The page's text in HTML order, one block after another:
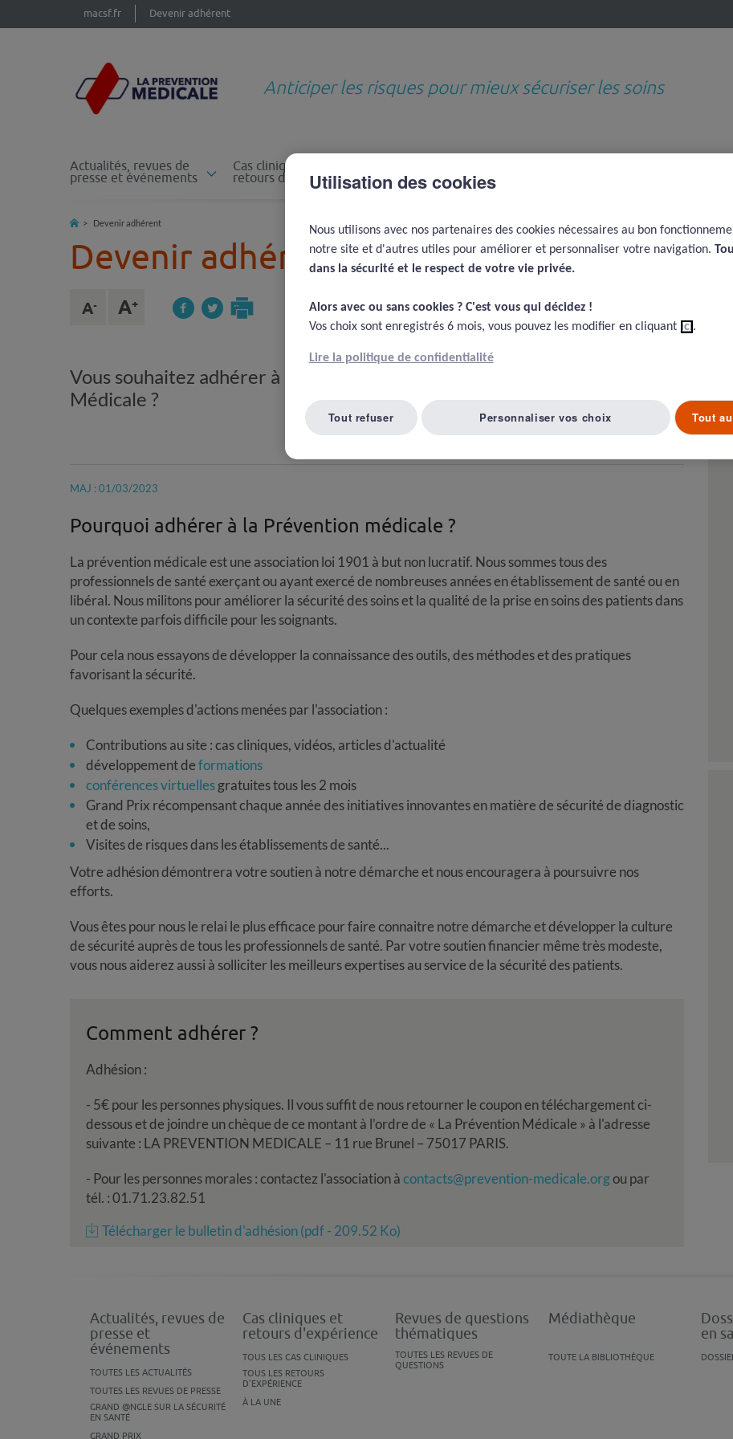
macsf.fr Devenir adhérent
Anticiper les risques pour mieux sécuriser les soins
Actualités, revues de
presse et événements
Cas cliniques et
retours d'expérience thématiques
Devenir adhérent
Devenir adhérent
Vous souhaitez adhérer à l'association La Prévention
Médicale ?
MAJ : 01/03/2023
Pourquoi adhérer à la Prévention médicale ?
La prévention médicale est une association loi 1901 à but non lucratif. Nous sommes tous des
professionnels de santé exerçant ou ayant exercé de nombreuses années en établissement de santé ou en
libéral. Nous militons pour améliorer la sécurité des soins et la qualité de la prise en soins des patients dans
un contexte parfois difficile pour les soignants.
Pour cela nous essayons de développer la connaissance des outils, des méthodes et des pratiques
favorisant la sécurité.
Quelques exemples d'actions menées par l'association :
Contributions au site : cas cliniques, vidéos, articles d'actualité
développement deformations
conférences virtuellesgratuites tous les 2 mois
Grand Prix récompensant chaque année des initiatives innovantes en matière de sécurité de diagnostic
et de soins,
Visites de risques dans les établissements de santé...
Votre adhésion démontrera votre soutien à notre démarche et nous encouragera à poursuivre nos
efforts.
Vous êtes pour nous le relai le plus efficace pour faire connaitre notre démarche et développer la culture
de sécurité auprès de tous les professionnels de santé. Par votre soutien financier même très modeste,
vous nous aiderez aussi à solliciter les meilleurs expertises au service de la sécurité des patients.
Comment adhérer ?
Adhésion :
- 5€ pour les personnes physiques. Il vous suffit de nous retourner le coupon en téléchargement ci-
dessous et de joindre un chèque de ce montant à l’ordre de « La Prévention Médicale » à l'adresse
suivante : LA PREVENTION MEDICALE – 11 rue Brunel – 75017 PARIS.
- Pour les personnes morales : contactez l'association àcontacts@prevention-medicale.orgou par
tél. : 01.71.23.82.51
Télécharger le bulletin d'adhésion (pdf - 209.52 Ko)
Actualités, revues de
presse et
événements
TOUTES LES ACTUALITÉS
TOUTES LES REVUES DE PRESSE
GRAND @NGLE SUR LA SÉCURITÉ
EN SANTÉ
GRAND PRIX
Cas cliniques et
retours d'expérience
TOUS LES CAS CLINIQUES
TOUS LES RETOURS
D'EXPÉRIENCE
À LA UNE
Revues de questions
thématiques
TOUTES LES REVUES DE
QUESTIONS
Médiathèque
TOUTE LA BIBLIOTHÈQUE
en
Utilisation des cookies
Nous utilisons avec nos partenaires des cookies nécessaires au bon
notre site et d'autres utiles pour améliorer et personnaliser votre navigation.
dans la sécurité et le respect de votre vie privée.​
Alors avec ou sans cookies ? C'est vous qui décidez !​
Vos choix sont enregistrés 6 mois, vous pouvez les modifier en cliquant ici.
Lire la politique de confidentialité
Tout refuser Tout
Personnaliser vos choix